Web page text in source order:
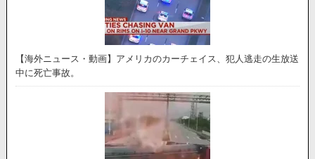
【海外ニュース・動画】アメリカのカーチェイス、犯人逃走の生放送
中に死亡事故。